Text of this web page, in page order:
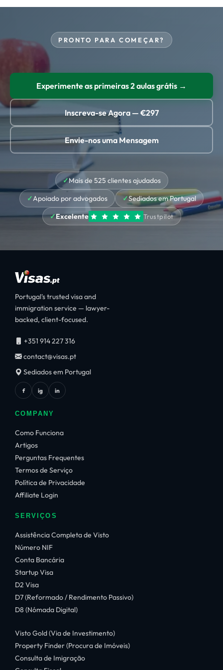
conversação antes do exame, e damos orientação
ligação à internet — computador, portátil, tablet
para que possa mudar de dispositivo e continuar
exatamente onde parou.
PRONTO PARA COMEÇAR?
Experimente as primeiras 2 aulas grátis →
Inscreva-se Agora — €297
Envie-nos uma Mensagem
Mais de 525 clientes ajudados
Apoiado por advogados
Sediados em Portugal
Excelente
Trustpilot
Portugal's trusted visa and
immigration service — lawyer-
backed, client-focused.
+351 914 227 316
contact@visas.pt
Sediados em Portugal
f ig in
COMPANY
Como Funciona
Artigos
Perguntas Frequentes
Termos de Serviço
Política de Privacidade
Affiliate Login
SERVIÇOS
Assistência Completa de Visto
Número NIF
Conta Bancária
Startup Visa
D2 Visa
D7 (Reformado / Rendimento Passivo)
D8 (Nómada Digital)
Visto Gold (Via de Investimento)
Property Finder (Procura de Imóveis)
Consulta de Imigração